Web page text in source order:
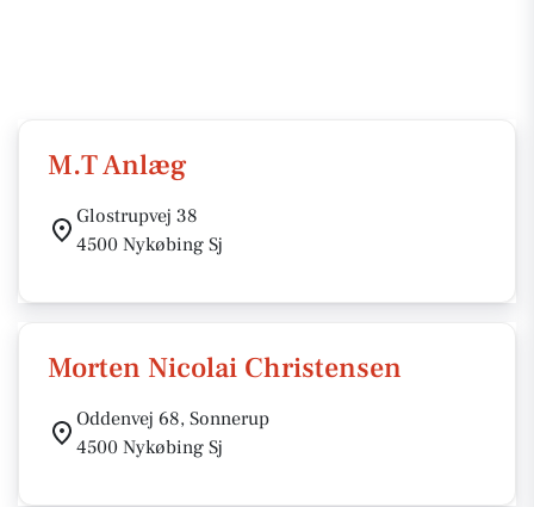
M.T Anlæg
Glostrupvej 38
4500 Nykøbing Sj
Morten Nicolai Christensen
Oddenvej 68, Sonnerup
4500 Nykøbing Sj